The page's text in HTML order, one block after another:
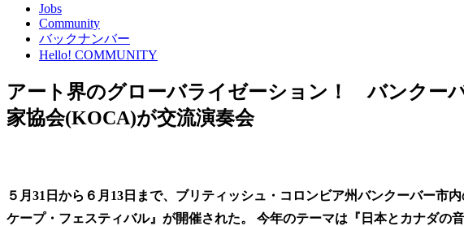
Jobs
Community
バックナンバー
Hello! COMMUNITY
アート界のグローバライゼーション！ バンクー
家協会(KOCA)が交流演奏会
５月31日から６月13日まで、ブリティッシュ・コロンビア州バンクーバー
ケープ・フェスティバル』が開催された。 今年のテーマは『日本とカナダ